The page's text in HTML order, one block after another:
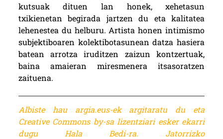
kutsuak dituen lan honek, xehetasun
txikienetan begirada jartzen du eta kalitatea
lehenestea du helburu. Artista honen intimismo
subjektiboaren kolektibotasunean datza hasiera
batean arrotza iruditzen zaizun kontzertuak,
baina amaieran miresmenera itsasoratzen
zaituena.
Albiste hau argia.eus-ek argitaratu du eta
Creative Commons by-sa lizentziari esker ekarri
dugu Hala Bedi-ra. Jatorrizko